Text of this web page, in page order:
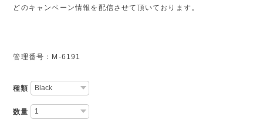
どのキャンペーン情報を配信させて頂いております。
管理番号：M-6191
種類
数量